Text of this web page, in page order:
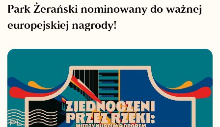
Park Żerański nominowany do ważnej
europejskiej nagrody!